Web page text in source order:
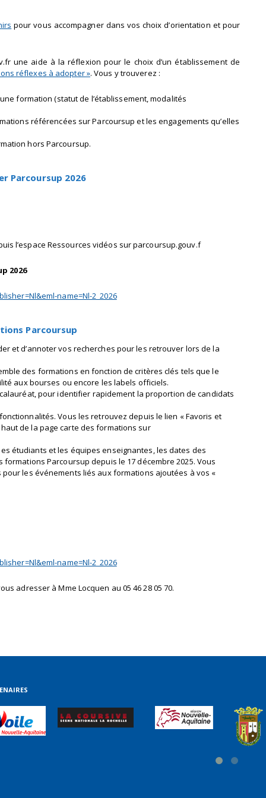
pour vous accompagner dans vos choix d’orientation et pour
une aide à la réflexion pour le choix d’un établissement de
réflexes à adopter ». Vous y trouverez :
formation (statut de l’établissement, modalités
référencées sur Parcoursup et les engagements qu’elles
hors Parcoursup.
Parcoursup 2026
l’espace Ressources vidéos sur parcoursup.gouv.f
2026
name=Nl-2_2026
Parcoursup
et d’annoter vos recherches pour les retrouver lors de la
des formations en fonction de critères clés tels que le
aux bourses ou encore les labels officiels.
pour identifier rapidement la proportion de candidats
Vous les retrouvez depuis le lien « Favoris et
de la page carte des formations sur
étudiants et les équipes enseignantes, les dates des
Parcoursup depuis le 17 décembre 2025. Vous
les événements liés aux formations ajoutées à vos «
name=Nl-2_2026
adresser à Mme Locquen au 05 46 28 05 70.